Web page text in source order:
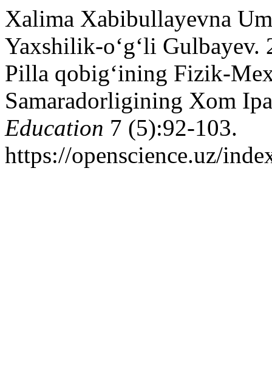
Xalima Xabibullayevna
Yaxshilik-o‘g‘li
Pilla qobig‘ining Fizik-
Samaradorligining Xom
Education 7 (5):92-103.
https://openscience.uz/